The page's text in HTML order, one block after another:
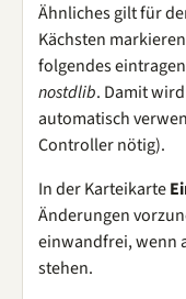
Ähnliches gilt für
Kächsten
folgendes
nostdlib. Damit
automatisch
Controller nötig).
In der Karteikarte
Änderungen
einwandfrei, wenn
stehen.